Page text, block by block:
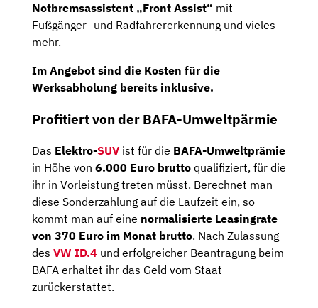
Notbremsassistent „Front Assist“ mit
Fußgänger- und Radfahrererkennung und vieles
mehr.
Im Angebot sind die Kosten für die
Werksabholung bereits inklusive.
Profitiert von der BAFA-Umweltpärmie
Das Elektro-SUV ist für die BAFA-Umweltprämie
in Höhe von 6.000 Euro brutto qualifiziert, für die
ihr in Vorleistung treten müsst. Berechnet man
diese Sonderzahlung auf die Laufzeit ein, so
kommt man auf eine normalisierte Leasingrate
von 370 Euro im Monat brutto. Nach Zulassung
des VW ID.4 und erfolgreicher Beantragung beim
BAFA erhaltet ihr das Geld vom Staat
zurückerstattet.